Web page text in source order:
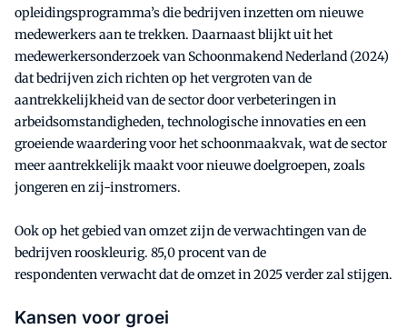
opleidingsprogramma’s die bedrijven inzetten om nieuwe
medewerkers aan te trekken. Daarnaast blijkt uit het
medewerkersonderzoek van Schoonmakend Nederland (2024)
dat bedrijven zich richten op het vergroten van de
aantrekkelijkheid van de sector door verbeteringen in
arbeidsomstandigheden, technologische innovaties en een
groeiende waardering voor het schoonmaakvak, wat de sector
meer aantrekkelijk maakt voor nieuwe doelgroepen, zoals
jongeren en zij-instromers.
Ook op het gebied van omzet zijn de verwachtingen van de
bedrijven rooskleurig. 85,0 procent van de
respondenten verwacht dat de omzet in 2025 verder zal stijgen.
Kansen voor groei